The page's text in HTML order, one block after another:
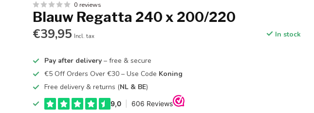
0 reviews
Blauw Regatta 240 x 200/220
€39,95 Incl. tax In stock
Pay after delivery – free & secure
€5 Off Orders Over €30 – Use Code Koning
Free delivery & returns (NL & BE)